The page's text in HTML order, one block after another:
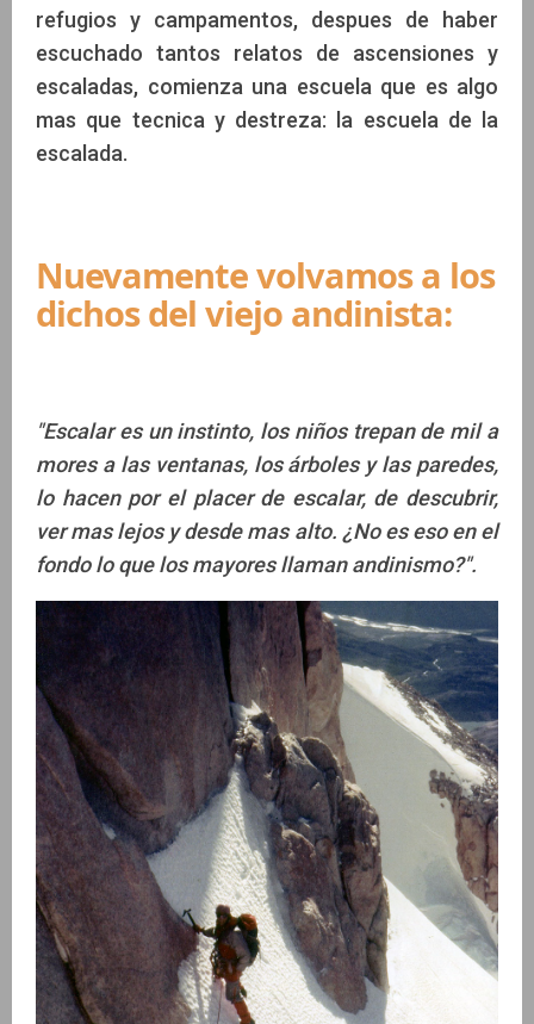
refugios y campamentos, despues de haber
escuchado tantos relatos de ascensiones y
escaladas, comienza una escuela que es algo
mas que tecnica y destreza: la escuela de la
escalada.
Nuevamente volvamos a los
dichos del viejo andinista:
"Escalar es un instinto, los niños trepan de mil a
mores a las ventanas, los árboles y las paredes,
lo hacen por el placer de escalar, de descubrir,
ver mas lejos y desde mas alto. ¿No es eso en el
fondo lo que los mayores llaman andinismo?".